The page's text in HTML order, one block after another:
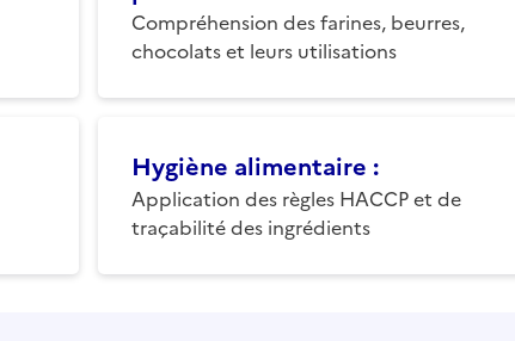
Compréhension des farines, beurres,
chocolats et leurs utilisations
Hygiène alimentaire :
Application des règles HACCP et de
traçabilité des ingrédients